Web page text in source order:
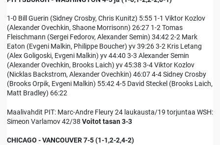
1-0 Bill Guerin (Sidney Crosby, Chris Kunitz) 5:55 1-1 Viktor Kozlov
(Alexander Ovechkin, Shaone Morrisonn) 26:27 1-2 Tomas
Fleischmann (Sergei Fedorov, Alexander Semin) 34:42 2-2 Mark
Eaton (Evgeni Malkin, Philippe Boucher) yv 39:26 3-2 Kris Letang
(Alex Goligoski, Evgeni Malkin) yv 44:40 3-3 Alexander Semin
(Alexander Ovechkin, Brooks Laich) yv 45:38 3-4 Viktor Kozlov
(Nicklas Backstrom, Alexander Ovechkin) 46:07 4-4 Sidney Crosby
(Brooks Orpik, Evgeni Malkin) 55:42 4-5 David Steckel (Brooks Laich,
Matt Bradley) 66:22
Maalivahdit PIT: Marc-Andre Fleury 24 laukausta/19 torjuntaa WSH:
Simeon Varlamov 42/38 Voitot tasan 3-3
CHICAGO - VANCOUVER 7-5 (1-1,2-2,4-2)